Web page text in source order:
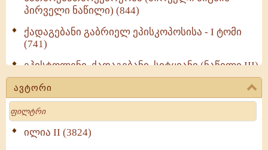
პირველი ნაწილი) (844)
ქადაგებანი გაბრიელ ეპისკოპოსისა - I ტომი
(741)
ეპისტოლენი, ქადაგებანი, სიტყვანი (ნაწილი III)
(723)
მოძღვრის ძალზე სასარგებლო რჩევები
მრევლისათვის (545)
Wisdomge (514)
ავტორი
Search
ილია II (3824)